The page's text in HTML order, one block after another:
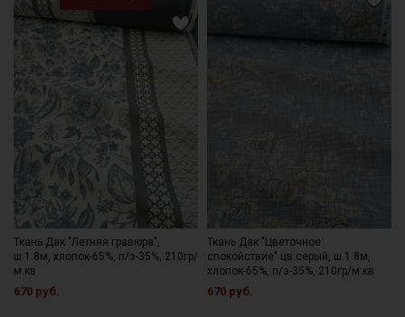
Ткань Дак "Летняя гравюра",
ш.1.8м, хлопок-65%, п/э-35%, 210гр/
м.кв
670 руб.
Ткань Дак "Цветочное
спокойствие" цв.серый, ш.1.8м,
хлопок-65%, п/э-35%, 210гр/м.кв
670 руб.